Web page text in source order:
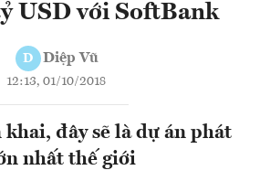
USD với SoftBank
D Diệp Vũ
12:13, 01/10/2018
đây sẽ là dự án phát
nhất thế giới